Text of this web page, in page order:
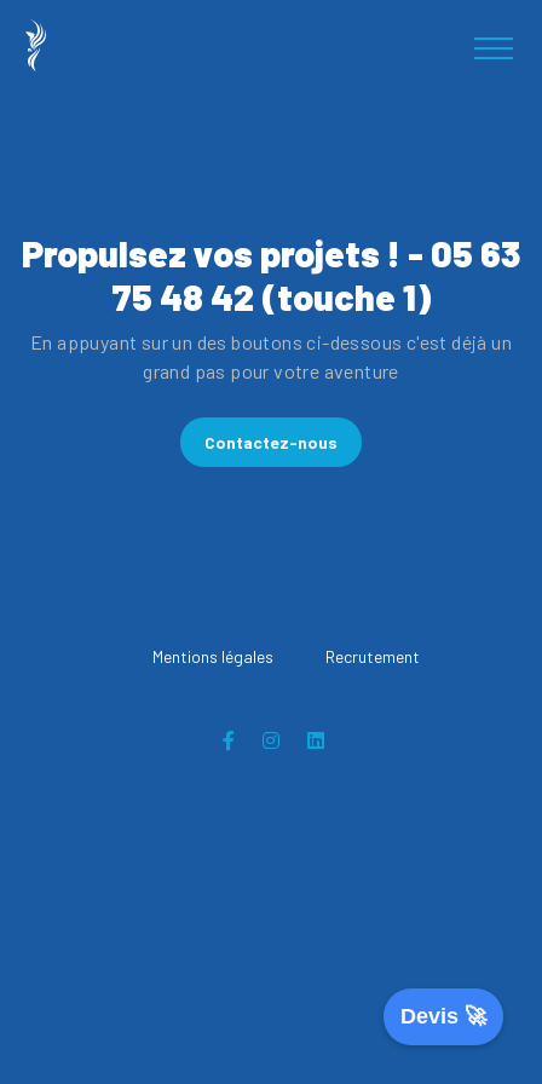
Propulsez vos projets ! - 05 63
75 48 42 (touche 1)
En appuyant sur un des boutons ci-dessous c'est déjà un
grand pas pour votre aventure
Contactez-nous
Mentions légales Recrutement
Devis 🚀